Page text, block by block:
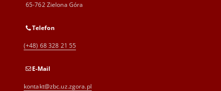
65-762 Zielona Góra
Telefon
(+48) 68 328 21 55
E-Mail
kontakt@zbc.uz.zgora.pl